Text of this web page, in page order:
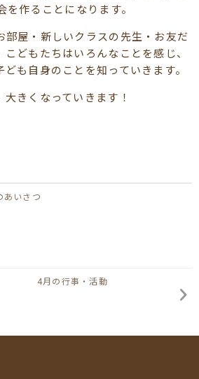
作ることになります。
部屋・新しいクラスの先生・お友だ
どもたちはいろんなことを感じ、
も自身のことを知っていきます。
きくなっていきます！
あいさつ
4月の行事・活動